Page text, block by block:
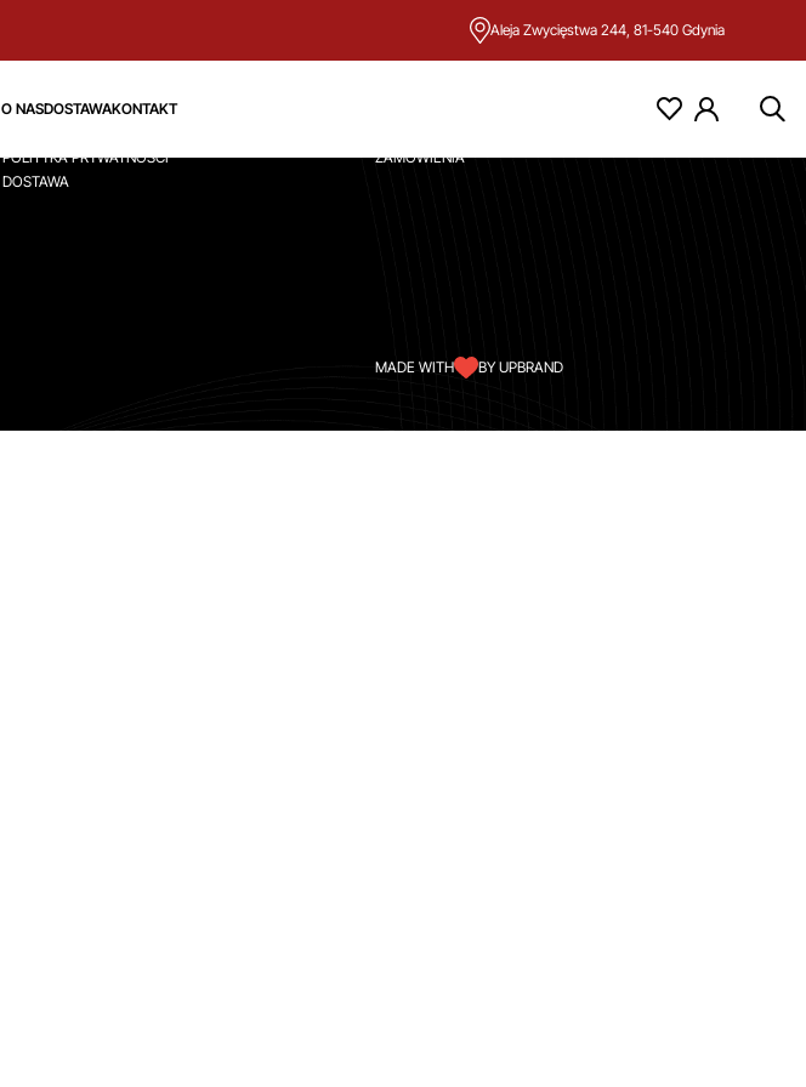
Aleja Zwycięstwa 244, 81-540 Gdynia
O NASDOSTAWAKONTAKT
REGULAMIN
POLITYKA PRYWATNOŚCI
DOSTAWA
ZAMÓWIENIA
MADE WITH BY UPBRAND